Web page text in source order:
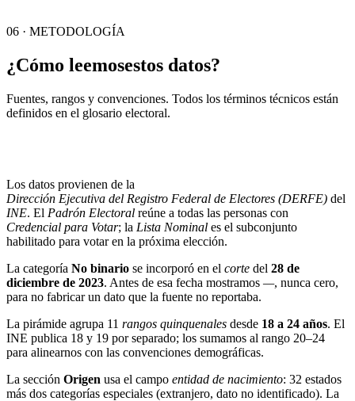
06 · METODOLOGÍA
¿Cómo leemosestos datos?
Fuentes, rangos y convenciones. Todos los términos técnicos están
definidos en el glosario electoral.
Los datos provienen de la
Dirección Ejecutiva del Registro Federal de Electores (DERFE) del
INE. El Padrón Electoral reúne a todas las personas con
Credencial para Votar; la Lista Nominal es el subconjunto
habilitado para votar en la próxima elección.
La categoría No binario se incorporó en el corte del 28 de
diciembre de 2023. Antes de esa fecha mostramos —, nunca cero,
para no fabricar un dato que la fuente no reportaba.
La pirámide agrupa 11 rangos quinquenales desde 18 a 24 años. El
INE publica 18 y 19 por separado; los sumamos al rango 20–24
para alinearnos con las convenciones demográficas.
La sección Origen usa el campo entidad de nacimiento: 32 estados
más dos categorías especiales (extranjero, dato no identificado). La